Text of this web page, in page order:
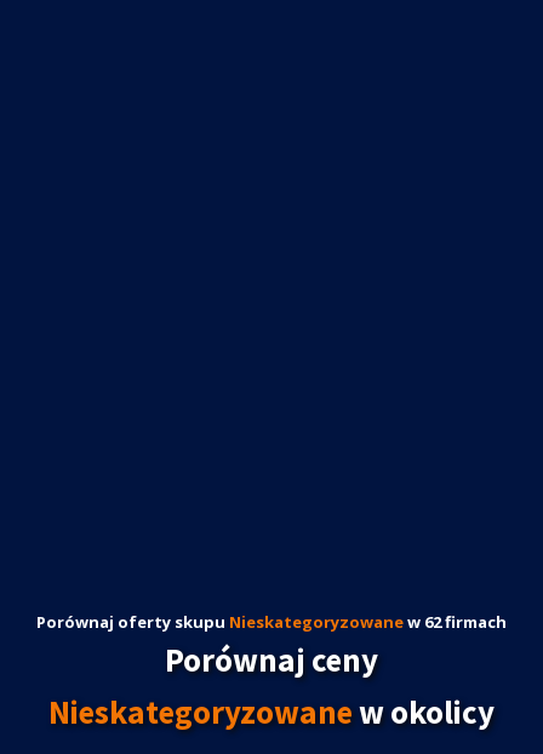
Porównaj oferty skupu Nieskategoryzowanew 62 firmach
Porównaj ceny
Nieskategoryzowanew okolicy